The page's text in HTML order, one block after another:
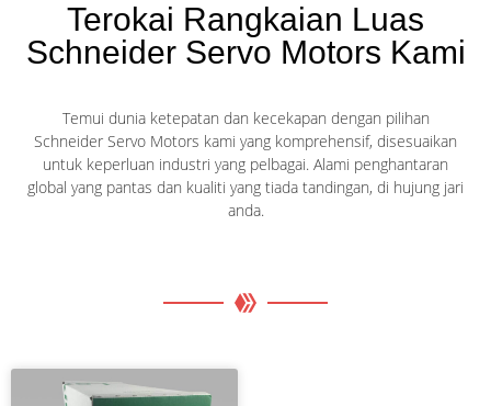
Terokai Rangkaian Luas
Schneider Servo Motors Kami
Temui dunia ketepatan dan kecekapan dengan pilihan
Schneider Servo Motors kami yang komprehensif, disesuaikan
untuk keperluan industri yang pelbagai. Alami penghantaran
global yang pantas dan kualiti yang tiada tandingan, di hujung jari
anda.